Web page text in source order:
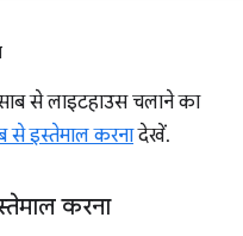
से लाइटहाउस चलाने का
से इस्तेमाल करनादेखें.
करना